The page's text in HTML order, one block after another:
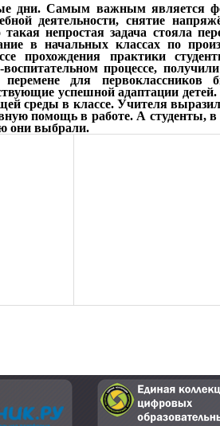
дни. Самым важным является
деятельности, снятие
непростая задача стояла
в начальных классах по
прохождения практики
процессе,
для
успешной адаптации
среды в классе. Учителя
помощь в работе. А студенты,
они выбрали.